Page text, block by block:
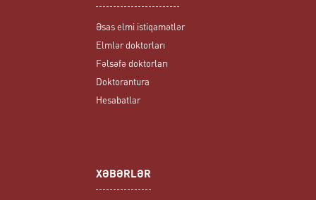
Əsas elmi istiqamətlər
Elmlər doktorları
Fəlsəfə doktorları
Doktorantura
Hesabatlar
XƏBƏRLƏR